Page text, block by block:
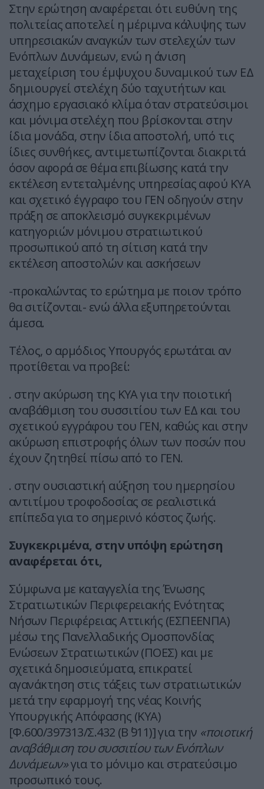
Στην ερώτηση αναφέρεται ότι ευθύνη της
πολιτείας αποτελεί η μέριμνα κάλυψης των
υπηρεσιακών αναγκών των στελεχών των
Ενόπλων Δυνάμεων, ενώ η άνιση
μεταχείριση του έμψυχου δυναμικού των ΕΔ
δημιουργεί στελέχη δύο ταχυτήτων και
άσχημο εργασιακό κλίμα όταν στρατεύσιμοι
και μόνιμα στελέχη που βρίσκονται στην
ίδια μονάδα, στην ίδια αποστολή, υπό τις
ίδιες συνθήκες, αντιμετωπίζονται διακριτά
όσον αφορά σε θέμα επιβίωσης κατά την
εκτέλεση εντεταλμένης υπηρεσίας αφού ΚΥΑ
και σχετικό έγγραφο του ΓΕΝ οδηγούν στην
πράξη σε αποκλεισμό συγκεκριμένων
κατηγοριών μόνιμου στρατιωτικού
προσωπικού από τη σίτιση κατά την
εκτέλεση αποστολών και ασκήσεων
-προκαλώντας το ερώτημα με ποιον τρόπο
θα σιτίζονται- ενώ άλλα εξυπηρετούνται
άμεσα.
Τέλος, ο αρμόδιος Υπουργός ερωτάται αν
προτίθεται να προβεί:
. στην ακύρωση της ΚΥΑ για την ποιοτική
αναβάθμιση του συσσιτίου των ΕΔ και του
σχετικού εγγράφου του ΓΕΝ, καθώς και στην
ακύρωση επιστροφής όλων των ποσών που
έχουν ζητηθεί πίσω από το ΓΕΝ.
. στην ουσιαστική αύξηση του ημερησίου
αντιτίμου τροφοδοσίας σε ρεαλιστικά
επίπεδα για το σημερινό κόστος ζωής.
Συγκεκριμένα, στην υπόψη ερώτηση
αναφέρεται ότι,
Σύμφωνα με καταγγελία της Ένωσης
Στρατιωτικών Περιφερειακής Ενότητας
Νήσων Περιφέρειας Αττικής (ΕΣΠΕΕΝΠΑ)
μέσω της Πανελλαδικής Ομοσπονδίας
Ενώσεων Στρατιωτικών (ΠΟΕΣ) και με
σχετικά δημοσιεύματα, επικρατεί
αγανάκτηση στις τάξεις των στρατιωτικών
μετά την εφαρμογή της νέας Κοινής
Υπουργικής Απόφασης (ΚΥΑ)
[Φ.600/397313/Σ.432 (Β΄ 911)] για την «ποιοτική
αναβάθμιση του συσσιτίου των Ενόπλων
Δυνάμεων»για το μόνιμο και στρατεύσιμο
προσωπικό τους.